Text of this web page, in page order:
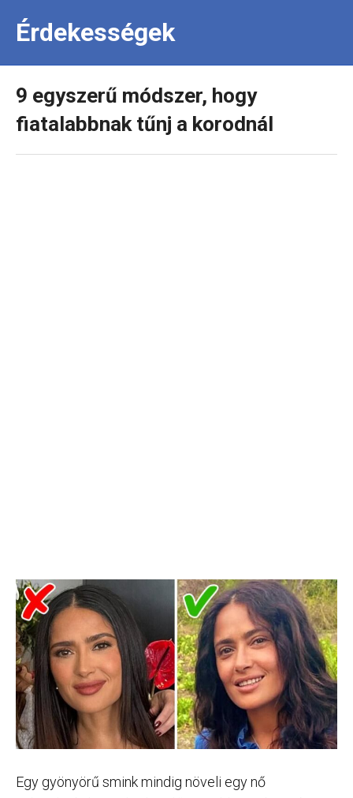
Érdekességek
9 egyszerű módszer, hogy
fiatalabbnak tűnj a korodnál
Egy gyönyörű smink mindig növeli egy nő